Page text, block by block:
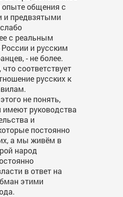
опыте общения с
и предвзятыми
с реальным
и русским
- не более.
соответствует
русских к
не понять,
имеют руководства
и
постоянно
а мы живём в
народ
в ответ на
этими